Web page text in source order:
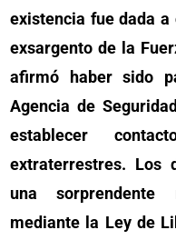
existencia fue dada a
exsargento de la
afirmó haber sido
Agencia de
establecer
extraterrestres. Los
una sorprendente
mediante la Ley de